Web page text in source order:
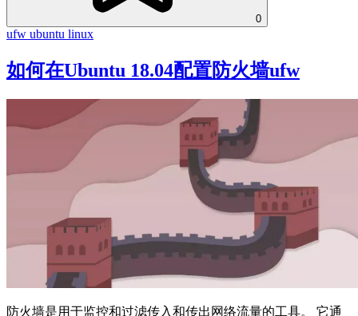
0
ufw ubuntu linux
如何在Ubuntu 18.04配置防火墙ufw
防火墙是用于监控和过滤传入和传出网络流量的工具。 它通